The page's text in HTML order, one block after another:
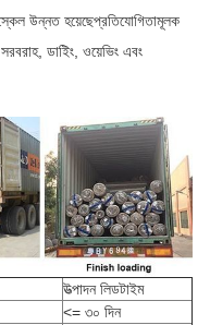
উন্নত হয়েছেপ্রতিযোগিতামূলক
ডাইিং, ওয়েভিং এবং
উত্পাদন লিডটাইম
<= ৩০ দিন